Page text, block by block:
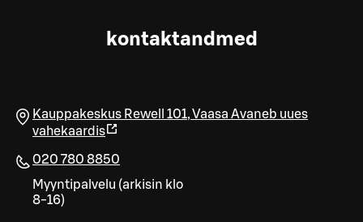
kontaktandmed
Kauppakeskus Rewell 101,Vaasa Avaneb uues
vahekaardis
020 780 8850
Myyntipalvelu (arkisin klo
8-16)